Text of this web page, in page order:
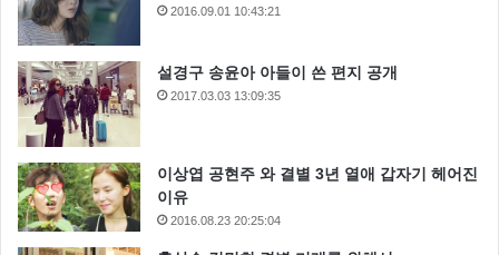
2016.09.01 10:43:21
설경구 송윤아 아들이 쓴 편지 공개
2017.03.03 13:09:35
이상엽 공현주 와 결별 3년 열애 갑자기 헤어진
이유
2016.08.23 20:25:04